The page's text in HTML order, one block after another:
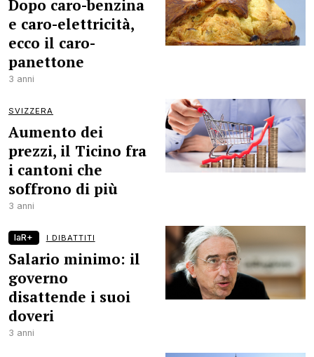
Dopo caro-benzina
e caro-elettricità,
ecco il caro-
panettone
3 anni
SVIZZERA
Aumento dei
prezzi, il Ticino fra
i cantoni che
soffrono di più
3 anni
laR+ I DIBATTITI
Salario minimo: il
governo
disattende i suoi
doveri
3 anni